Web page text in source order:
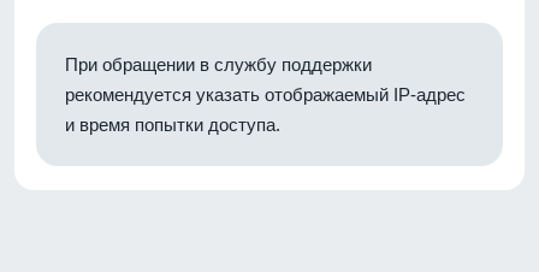
При обращении в службу поддержки
рекомендуется указать отображаемый IP-адрес
и время попытки доступа.